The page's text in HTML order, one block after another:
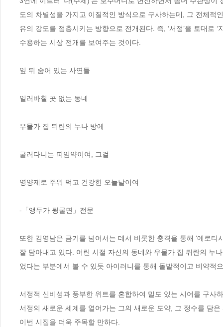
도의 차별성을 가지고 이질적인 방식으로 구사하는데, 그 전체적
유의 강도를 점층시키는 방향으로 전개된다. 즉, ‘서정’을 토대로
수용하는 시상 전개를 보여주는 것이다.
잎 뒤 숨어 있는 사연들
일러바칠 곳 없는 동네
우물가 집 뒤란의 누나 방에
굴러다니는 피임약이여, 그걸
영양제로 주워 먹고 건강한 오늘날이여
-「앵두가 뒹굴면」전문
또한 김영남은 금기를 넘어서는 데서 비롯한 충격을 통해 ‘에로티
잘 담아내고 있다. 어린 시절 자신의 동네와 우물가 집 뒤란의 누
었다는 부분에서 볼 수 있듯 아이러니를 통해 돌발적이고 비약적
서정적 신비성과 풍부한 위트를 혼합하여 밀도 있는 시어를 구사
서정의 새로운 세계를 열어가는 그의 새로운 도약, 그 정수를 담
이번 시집을 더욱 주목할 만하다.